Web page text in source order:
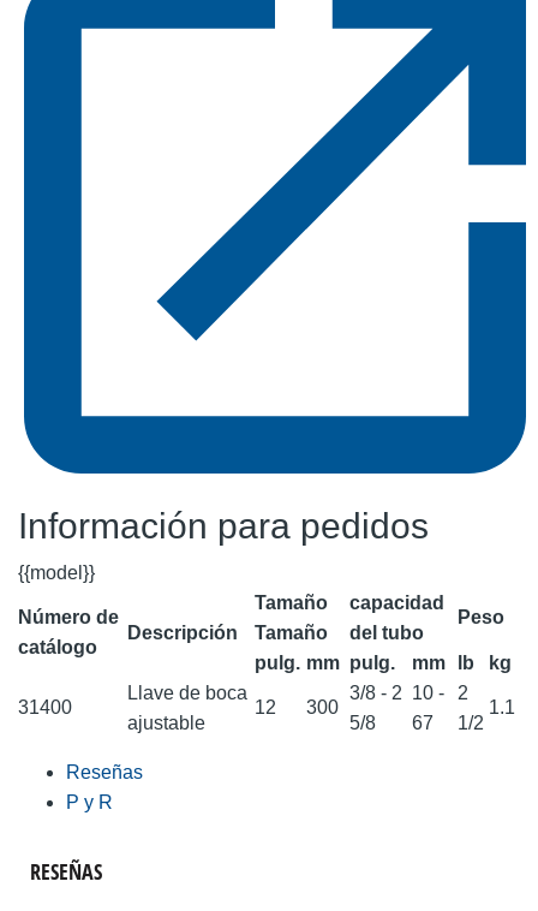
Información para pedidos
{{model}}
Número de
catálogo
Descripción
Tamaño
Tamaño
capacidad
del tubo
Peso
pulg. mm pulg. mm lb kg
31400
Llave de boca
ajustable
12 300
3/8 - 2
5/8
10 -
67
2
1/2
1.1
Reseñas
P y R
RESEÑAS